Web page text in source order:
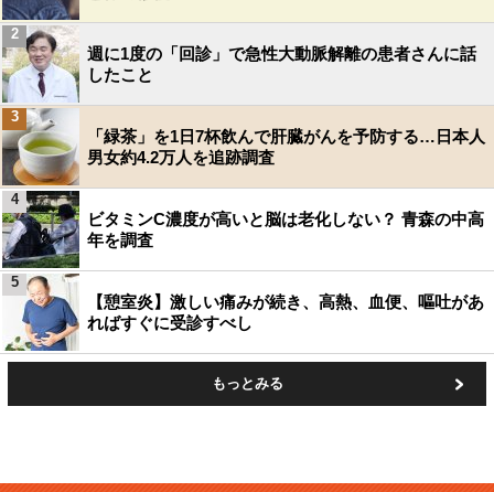
週に1度の「回診」で急性大動脈解離の患者さんに話
したこと
2
「緑茶」を1日7杯飲んで肝臓がんを予防する…日本人
男女約4.2万人を追跡調査
3
ビタミンC濃度が高いと脳は老化しない？ 青森の中高
年を調査
4
【憩室炎】激しい痛みが続き、高熱、血便、嘔吐があ
ればすぐに受診すべし
5
もっとみる